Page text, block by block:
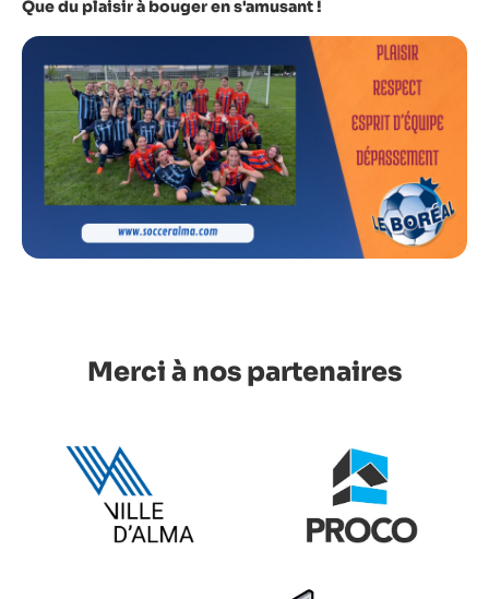
Que du plaisir à bougeren s'amusant !
Merci à nos partenaires